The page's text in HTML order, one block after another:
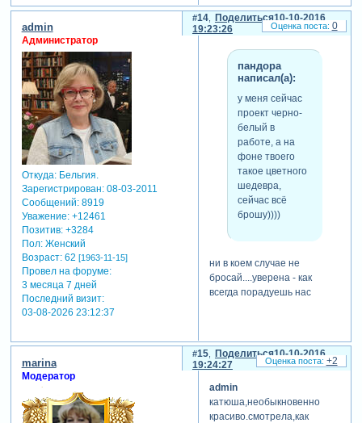
Поделиться
14
10-10-2016
19:23:26
admin
Администратор
Откуда:Бельгия.
Зарегистрирован: 08-03-2011
Сообщений:8919
Уважение: +12461
Позитив: +3284
Пол:Женский
Возраст:62 [1963-11-15]
Провел на форуме:
3 месяца 7 дней
Последний визит:
03-08-2026 23:12:37
пандора
написал(а):
у меня сейчас
проект черно-
белый в
работе, а на
фоне твоего
такое цветного
шедевра,
сейчас всё
брошу))))
ни в коем случае не
бросай....уверена - как
всегда порадуешь нас
0
Поделиться
15
10-10-2016
19:24:27
marina
Модератор
admin
катюша,необыкновенно
красиво.смотрела,как
+2